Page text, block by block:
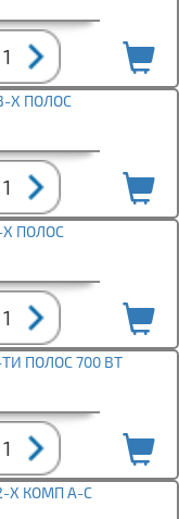
Х ПОЛОС
Х ПОЛОС
ТИ ПОЛОС 700 ВТ
2-Х КОМП А-С